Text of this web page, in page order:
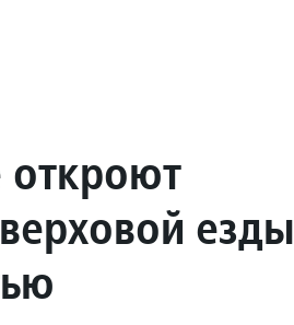
езды